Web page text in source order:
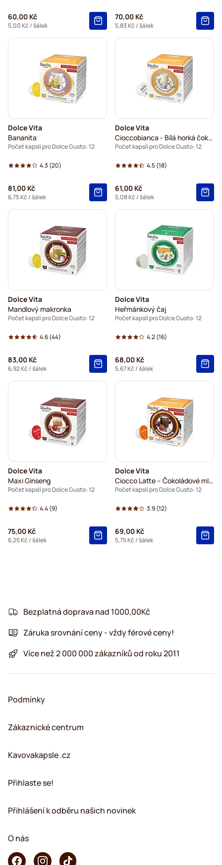
60,00 Kč
5,00 Kč / šálek
70,00 Kč
5,83 Kč / šálek
Dolce Vita
Bananita
Počet kapslí pro Dolce Gusto: 12
4.3 (20)
81,00 Kč
6,75 Kč / šálek
Dolce Vita
Cioccobianca - Bílá horká čokoláda
Počet kapslí pro Dolce Gusto: 12
4.5(18)
61,00 Kč
5,08 Kč / šálek
Dolce Vita
Mandlový makronka
Počet kapslí pro Dolce Gusto: 12
4.6(44)
83,00 Kč
6,92 Kč / šálek
Dolce Vita
Heřmánkový čaj
Počet kapslí pro Dolce Gusto: 12
4.2(16)
68,00 Kč
5,67 Kč / šálek
Dolce Vita
Maxi Ginseng
Počet kapslí pro Dolce Gusto: 12
4.4(9)
75,00 Kč
6,25 Kč / šálek
Dolce Vita
Ciocco Latte – Čokoládové mléko
Počet kapslí pro Dolce Gusto: 12
3.9(12)
69,00 Kč
5,75 Kč / šálek
Bezplatná doprava nad 1000,00Kč
Záruka srovnání ceny - vždy férové ceny!
Více než 2 000 000 zákazníků od roku 2011
Podmínky
Zákaznické centrum
Kavovakapsle .cz
Přihlaste se!
Přihlášení k odběru našich novinek
O nás